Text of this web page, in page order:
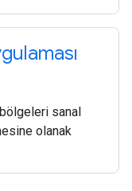
sanal
olanak